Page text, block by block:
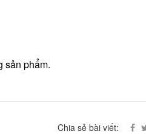
sản phẩm.
Chia sẻ bài viết: